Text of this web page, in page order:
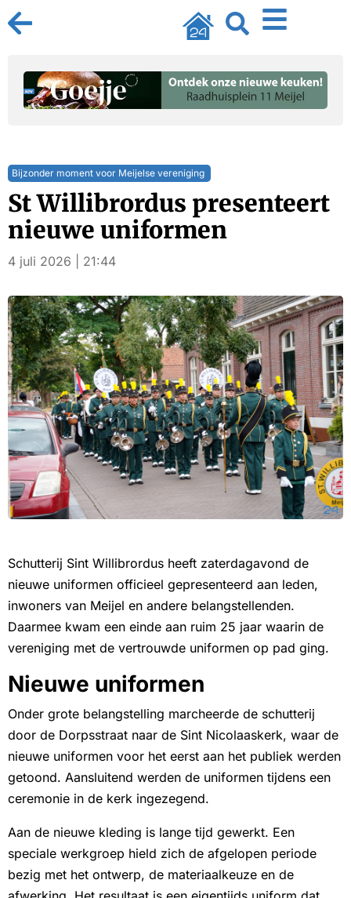
Bijzonder moment voor Meijelse vereniging
St Willibrordus presenteert
nieuwe uniformen
4 juli 2026 | 21:44
Schutterij Sint Willibrordus heeft zaterdagavond de
nieuwe uniformen officieel gepresenteerd aan leden,
inwoners van Meijel en andere belangstellenden.
Daarmee kwam een einde aan ruim 25 jaar waarin de
vereniging met de vertrouwde uniformen op pad ging.
Nieuwe uniformen
Onder grote belangstelling marcheerde de schutterij
door de Dorpsstraat naar de Sint Nicolaaskerk, waar de
nieuwe uniformen voor het eerst aan het publiek werden
getoond. Aansluitend werden de uniformen tijdens een
ceremonie in de kerk ingezegend.
Aan de nieuwe kleding is lange tijd gewerkt. Een
speciale werkgroep hield zich de afgelopen periode
bezig met het ontwerp, de materiaalkeuze en de